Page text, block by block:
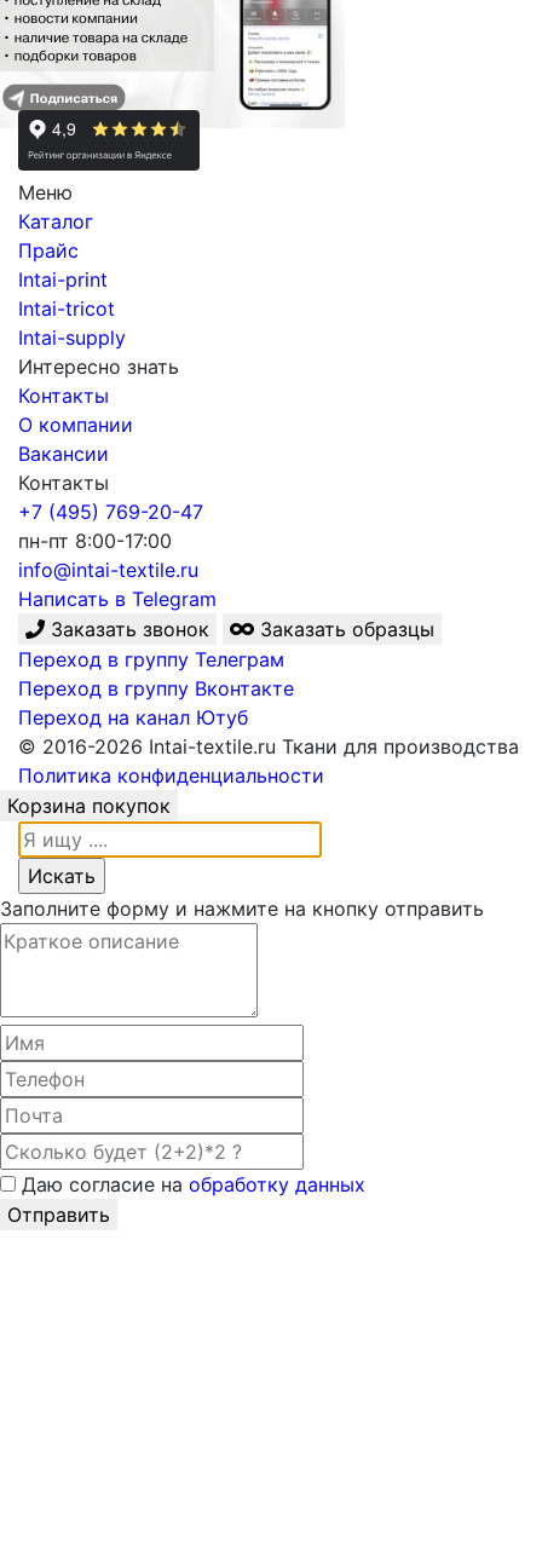
Меню
Каталог
Прайс
Intai-print
Intai-tricot
Intai-supply
Интересно знать
Контакты
О компании
Вакансии
Контакты
+7 (495) 769-20-47
пн-пт 8:00-17:00
info@intai-textile.ru
Написать в Telegram
Заказать звонок
Заказать образцы
Переход в группу Телеграм
Переход в группу Вконтакте
Переход на канал Ютуб
© 2016-2026 Intai-textile.ru Ткани для производства
Политика конфиденциальности
Корзина покупок
Заполните форму и нажмите на кнопку отправить
Даю согласие на обработку данных
Отправить